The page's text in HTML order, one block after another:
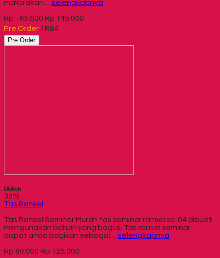
maka akan… selengkapnya
Rp 165.000 Rp 145.000
Pre Order / R84
Pre Order
Diskon
36%
Tas Ransel
Tas Ransel Seminar Murah tas seminar ransel sc-04 dibuat
mengunakan bahan yang bagus. Tas ransel seminar
dapat anda bagikan sebagai… selengkapnya
Rp 80.000 Rp 125.000